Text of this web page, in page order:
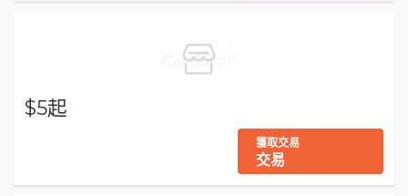
$5起
獲取交易
交易